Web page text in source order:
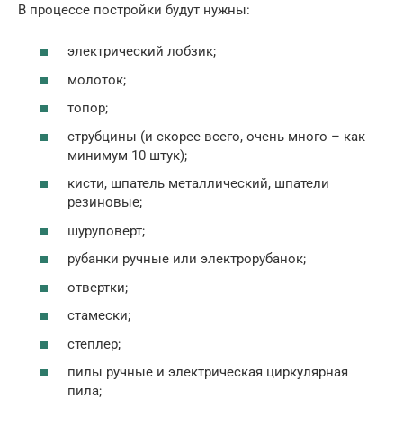
В процессе постройки будут нужны:
электрический лобзик;
молоток;
топор;
струбцины (и скорее всего, очень много – как
минимум 10 штук);
кисти, шпатель металлический, шпатели
резиновые;
шуруповерт;
рубанки ручные или электрорубанок;
отвертки;
стамески;
степлер;
пилы ручные и электрическая циркулярная
пила;